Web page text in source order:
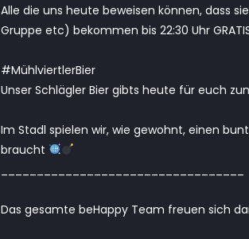
Alle die uns heute beweisen können, dass
Gruppe etc) bekommen bis 22:30 Uhr
#MühlviertlerBier
Unser Schlägler Bier gibts heute für euch
Im Stadl spielen wir, wie gewohnt, einen
braucht
Das gesamte beHappy Team freuen sich